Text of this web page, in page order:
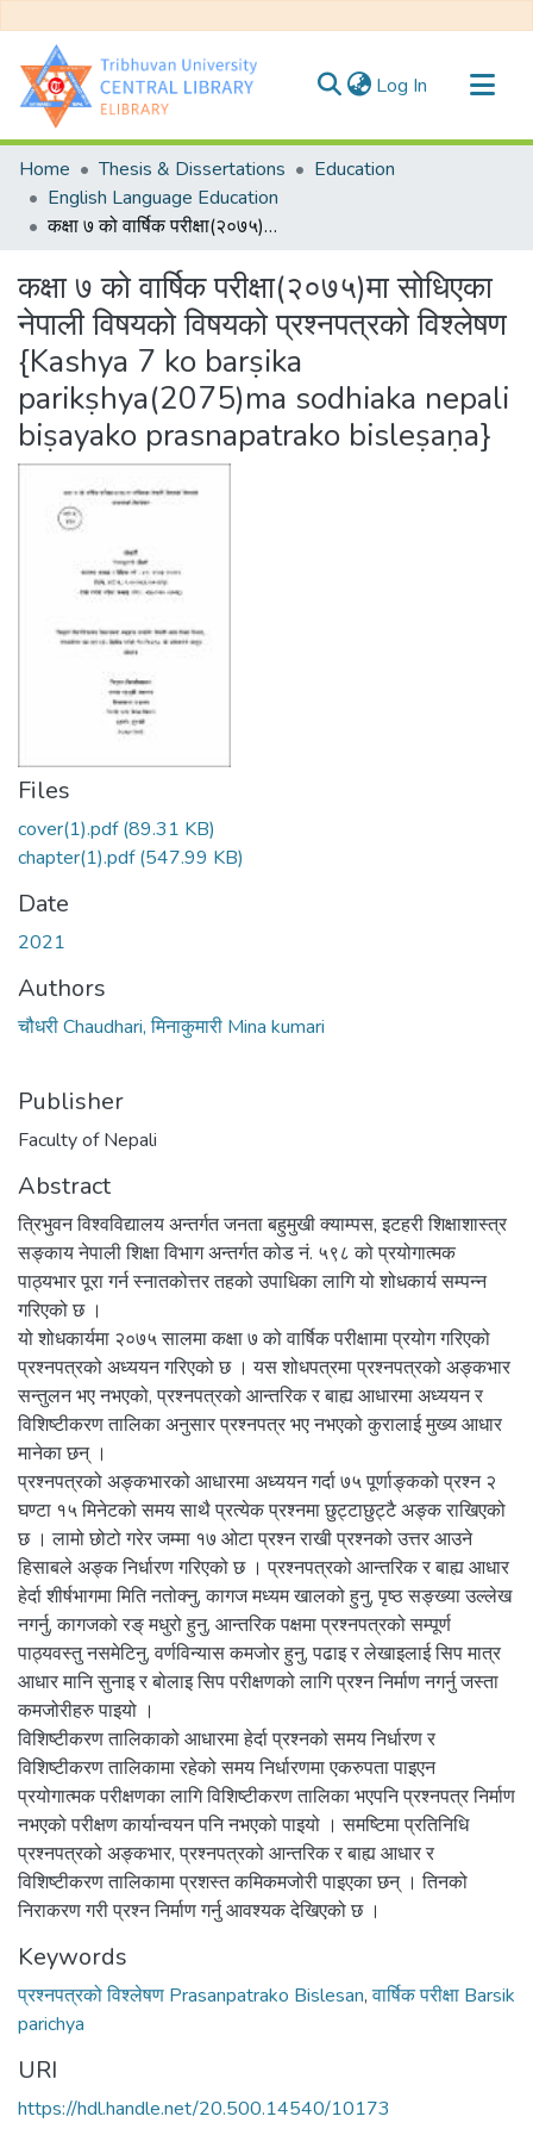
Log In (current)
Communities & Collections
All of DSpace
Statistics
Home Thesis & Dissertations
Education
English Language Education
कक्षा ७ को वार्षिक परीक्षा(२०७५)मा सोधिएका नेपाली विषयको विषयको प्रश्नपत्रको विश्लेषण {Kashya 7 ko barṣika parikṣhya(2075)ma sodhiaka nepali biṣayako prasnapatrako bisleṣaṇa}
कक्षा ७ को वार्षिक परीक्षा(२०७५)मा सोधिएका
नेपाली विषयको विषयको प्रश्नपत्रको विश्लेषण
{Kashya 7 ko barṣika
parikṣhya(2075)ma sodhiaka nepali
biṣayako prasnapatrako bisleṣaṇa}
Files
cover(1).pdf(89.31 KB)
chapter(1).pdf(547.99 KB)
Date
2021
Authors
चौधरी Chaudhari, मिनाकुमारी Mina kumari
Publisher
Faculty of Nepali
Abstract
त्रिभुवन विश्वविद्यालय अन्तर्गत जनता बहुमुखी क्याम्पस, इटहरी शिक्षाशास्त्र
सङ्काय नेपाली शिक्षा विभाग अन्तर्गत कोड नं. ५९८ को प्रयोगात्मक
पाठ्यभार पूरा गर्न स्नातकोत्तर तहको उपाधिका लागि यो शोधकार्य सम्पन्न
गरिएको छ ।
यो शोधकार्यमा २०७५ सालमा कक्षा ७ को वार्षिक परीक्षामा प्रयोग गरिएको
प्रश्नपत्रको अध्ययन गरिएको छ । यस शोधपत्रमा प्रश्नपत्रको अङ्कभार
सन्तुलन भए नभएको, प्रश्नपत्रको आन्तरिक र बाह्य आधारमा अध्ययन र
विशिष्टीकरण तालिका अनुसार प्रश्नपत्र भए नभएको कुरालाई मुख्य आधार
मानेका छन् ।
प्रश्नपत्रको अङ्कभारको आधारमा अध्ययन गर्दा ७५ पूर्णाङ्कको प्रश्न २
घण्टा १५ मिनेटको समय साथै प्रत्येक प्रश्नमा छुट्टाछुट्टै अङ्क राखिएको
छ । लामो छोटो गरेर जम्मा १७ ओटा प्रश्न राखी प्रश्नको उत्तर आउने
हिसाबले अङ्क निर्धारण गरिएको छ । प्रश्नपत्रको आन्तरिक र बाह्य आधार
हेर्दा शीर्षभागमा मिति नतोक्नु, कागज मध्यम खालको हुनु, पृष्ठ सङ्ख्या उल्लेख
नगर्नु, कागजको रङ् मधुरो हुनु, आन्तरिक पक्षमा प्रश्नपत्रको सम्पूर्ण
पाठ्यवस्तु नसमेटिनु, वर्णविन्यास कमजोर हुनु, पढाइ र लेखाइलाई सिप मात्र
आधार मानि सुनाइ र बोलाइ सिप परीक्षणको लागि प्रश्न निर्माण नगर्नु जस्ता
कमजोरीहरु पाइयो ।
विशिष्टीकरण तालिकाको आधारमा हेर्दा प्रश्नको समय निर्धारण र
विशिष्टीकरण तालिकामा रहेको समय निर्धारणमा एकरुपता पाइएन
प्रयोगात्मक परीक्षणका लागि विशिष्टीकरण तालिका भएपनि प्रश्नपत्र निर्माण
नभएको परीक्षण कार्यान्वयन पनि नभएको पाइयो । समष्टिमा प्रतिनिधि
प्रश्नपत्रको अङ्कभार, प्रश्नपत्रको आन्तरिक र बाह्य आधार र
विशिष्टीकरण तालिकामा प्रशस्त कमिकमजोरी पाइएका छन् । तिनको
निराकरण गरी प्रश्न निर्माण गर्नु आवश्यक देखिएको छ ।
Keywords
प्रश्नपत्रको विश्लेषण Prasanpatrako Bislesan,वार्षिक परीक्षा Barsik
parichya
URI
https://hdl.handle.net/20.500.14540/10173